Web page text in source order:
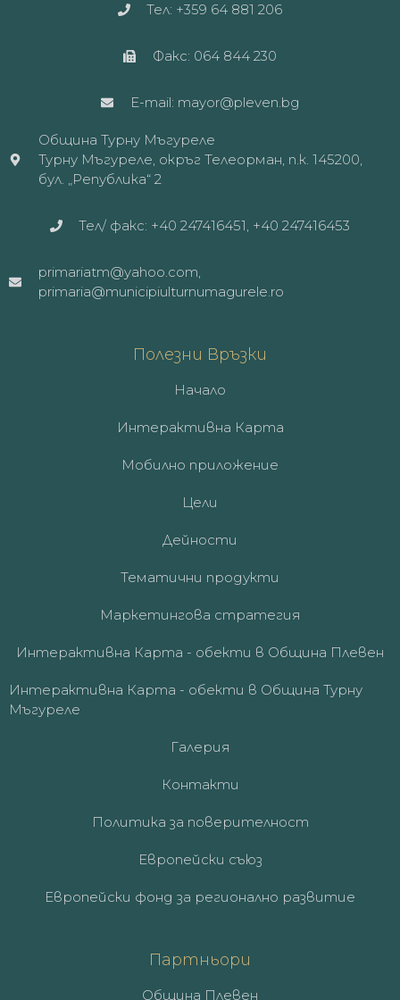
Тел: +359 64 881 206
Факс: 064 844 230
E-mail: mayor@pleven.bg
Община Турну Мъгуреле
Турну Мъгуреле, окръг Телеорман, п.к. 145200,
бул. „Република“ 2
Тел/ факс: +40 247416451, +40 247416453
primariatm@yahoo.com,
primaria@municipiulturnumagurele.ro
Полезни Връзки
Начало
Интерактивна Карта
Мобилно приложение
Цели
Дейности
Тематични продукти
Маркетингова стратегия
Интерактивна Карта - обекти в Община Плевен
Интерактивна Карта - обекти в Община Турну
Мъгуреле
Галерия
Контакти
Политика за поверителност
Европейски съюз
Европейски фонд за регионално развитие
Партньори
Община Плевен